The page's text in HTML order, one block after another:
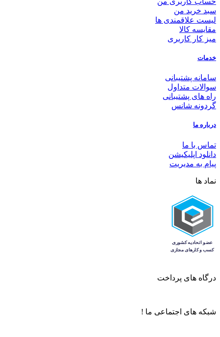
سبد خرید من
لیست علاقمندی ها
مقایسه کالا
میز کار کاربری
خدمات
سامانه پشتیبانی
سوالات متداول
راه های پشتیبانی
گردونه شانس
درباره ما
تماس با ما
دانلود اپلیکیشن
پیام به مدیریت
نماد ها
درگاه های پرداخت
شبکه های اجتماعی ما !